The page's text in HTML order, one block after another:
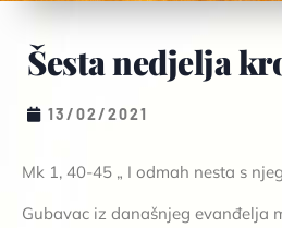
Šesta nedjelja
13/02/2021
Mk 1, 40-45 „ I odmah nesta s
Gubavac iz današnjeg evanđelja